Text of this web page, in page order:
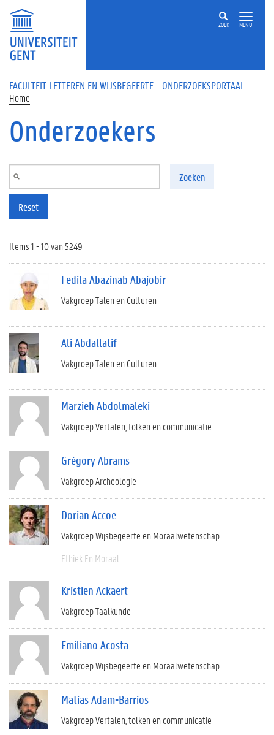
Overslaan en naar de inhoud gaan
ZOEK MENU
FACULTEIT LETTEREN EN WIJSBEGEERTE - ONDERZOEKSPORTAAL
Home
Onderzoekers
Zoeken
Reset
Items 1 - 10 van 5249
Fedila Abazinab Abajobir
Vakgroep Talen en Culturen
Ali Abdallatif
Vakgroep Talen en Culturen
Marzieh Abdolmaleki
Vakgroep Vertalen, tolken en communicatie
Grégory Abrams
Vakgroep Archeologie
Dorian Accoe
Vakgroep Wijsbegeerte en Moraalwetenschap
Ethiek En Moraal
Kristien Ackaert
Vakgroep Taalkunde
Emiliano Acosta
Vakgroep Wijsbegeerte en Moraalwetenschap
Matías Adam-Barrios
Vakgroep Vertalen, tolken en communicatie